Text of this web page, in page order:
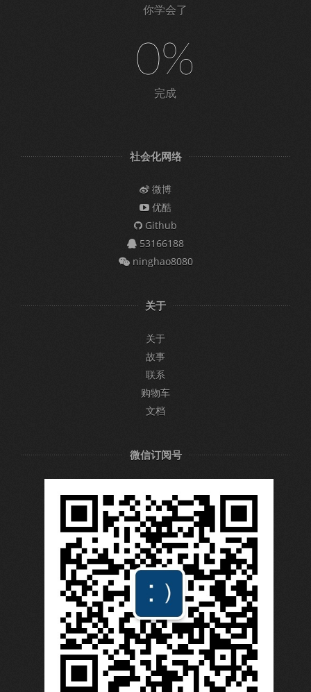
你学会了
0%
完成
社会化网络
微博
优酷
Github
53166188
ninghao8080
关于
关于
故事
联系
购物车
文档
微信订阅号